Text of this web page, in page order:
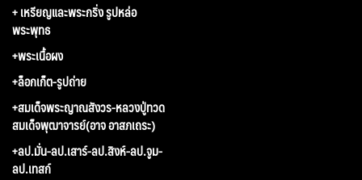
+ เหรียญและพระกริ่ง รูปหล่อ
พระพุทธ
+พระเนื้อผง
+ล็อกเก็ต-รูปถ่าย
+สมเด็จพระญาณสังวร-หลวงปู่ทวด
สมเด็จพุฒาจารย์(อาจ อาสภเถระ)
+ลป.มั่น-ลป.เสาร์-ลป.สิงห์-ลป.จูม-
ลป.เทสก์